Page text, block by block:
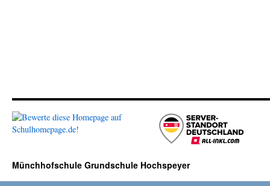
Münchhofschule Grundschule Hochspeyer